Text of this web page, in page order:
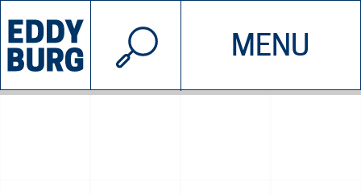
MENU
INIZIATIVE CHI SIAMO
© 2026 EDDYBURG